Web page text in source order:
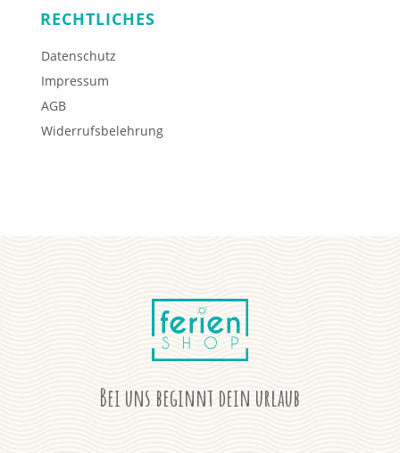
RECHTLICHES
Datenschutz
Impressum
AGB
Widerrufsbelehrung
Bei uns beginnt dein urlaub